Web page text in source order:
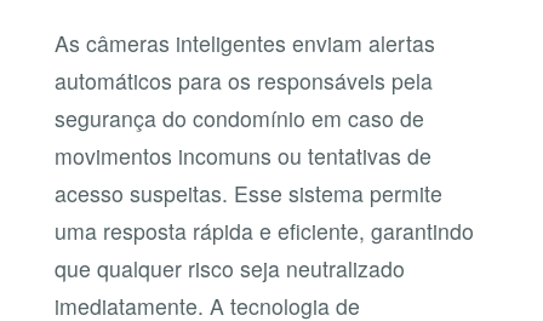
As câmeras inteligentes enviam alertas
automáticos para os responsáveis pela
segurança do condomínio em caso de
movimentos incomuns ou tentativas de
acesso suspeitas. Esse sistema permite
uma resposta rápida e eficiente, garantindo
que qualquer risco seja neutralizado
imediatamente. A tecnologia de